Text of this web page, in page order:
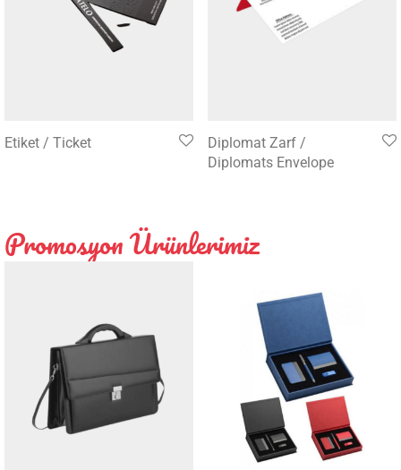
Etiket / Ticket
Diplomat Zarf /
Diplomats Envelope
Promosyon Ürünlerimiz